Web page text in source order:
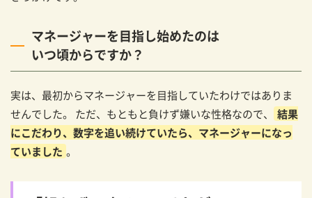
オーダースーツSADAで働く、販売員のインタビ
ュー特集
マネージャーを目指し始めたのは
いつ頃からですか？
実は、最初からマネージャーを目指していたわけではありま
せんでした。 ただ、もともと負けず嫌いな性格なので、
結果
にこだわり、数字を追い続けていたら、マネージャーになっ
ていました 。